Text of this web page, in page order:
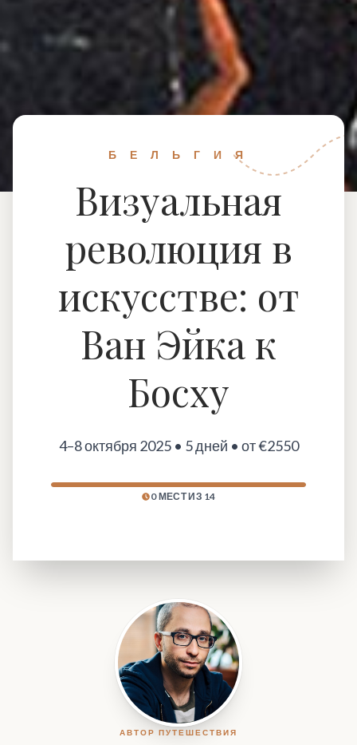
Б Е Л Ь Г И Я
Визуальная
революция в
искусстве: от
Ван Эйка к
Босху
4–8 октября 2025 • 5 дней • от €2550
0 МЕСТ ИЗ 14
АВТОР ПУТЕШЕСТВИЯ